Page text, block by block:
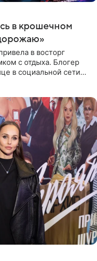
в крошечном
в восторг
с отдыха. Блогер
в социальной сети